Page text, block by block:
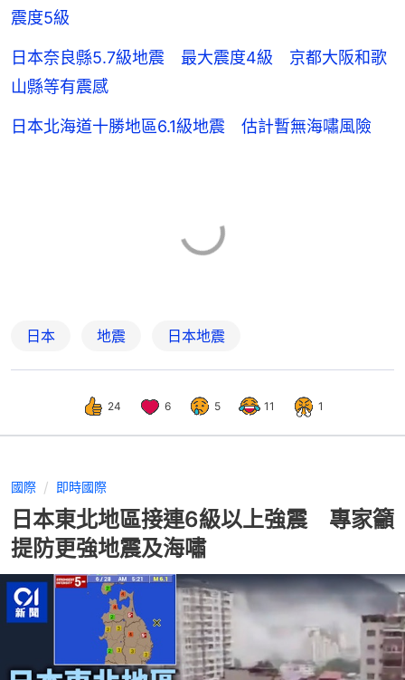
震度5級
日本奈良縣5.7級地震 最大震度4級 京都大阪和歌
山縣等有震感
日本北海道十勝地區6.1級地震 估計暫無海嘯風險
日本 地震 日本地震
24 6 5 11 1
國際 即時國際
日本東北地區接連6級以上強震 專家籲
提防更強地震及海嘯